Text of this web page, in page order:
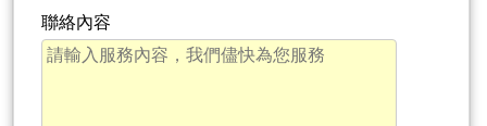
聯絡內容